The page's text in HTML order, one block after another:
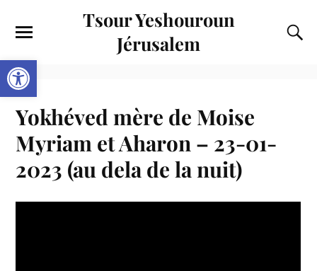
Ouvrir la barre d’outils
Tsour Yeshouroun
Jérusalem
Yokhéved mère de Moise
Myriam et Aharon – 23-01-
2023 (au dela de la nuit)